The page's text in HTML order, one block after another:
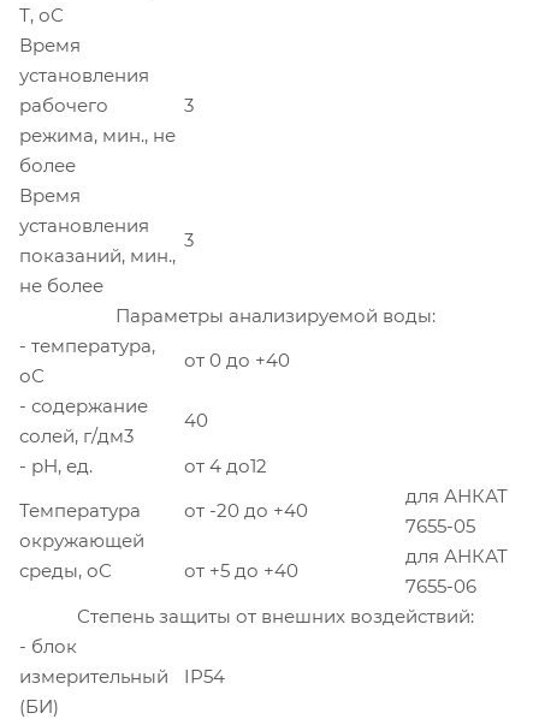
Т, оС
Время
установления
рабочего
режима, мин., не
более
3
Время
установления
показаний, мин.,
не более
3
Параметры анализируемой воды:
- температура,
оС
от 0 до +40
- содержание
солей, г/дм3
40
- рН, ед.
от 4 до12
Температура
окружающей
среды, оС
от -20 до +40
для АНКАТ
7655-05
от +5 до +40
для АНКАТ
7655-06
Степень защиты от внешних воздействий:
- блок
измерительный
(БИ)
IP54